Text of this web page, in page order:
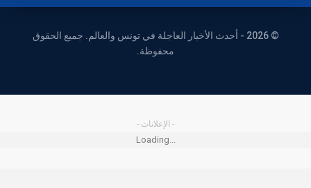
© 2026 - أحدث الأخبار العاجلة في تونس والعالم. جميع الحقوق
محفوظة.
- الإعلانات -
Loading...